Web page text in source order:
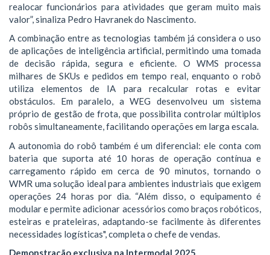
realocar funcionários para atividades que geram muito mais
valor”, sinaliza Pedro Havranek do Nascimento.
A combinação entre as tecnologias também já considera o uso
de aplicações de inteligência artificial, permitindo uma tomada
de decisão rápida, segura e eficiente. O WMS processa
milhares de SKUs e pedidos em tempo real, enquanto o robô
utiliza elementos de IA para recalcular rotas e evitar
obstáculos. Em paralelo, a WEG desenvolveu um sistema
próprio de gestão de frota, que possibilita controlar múltiplos
robôs simultaneamente, facilitando operações em larga escala.
A autonomia do robô também é um diferencial: ele conta com
bateria que suporta até 10 horas de operação contínua e
carregamento rápido em cerca de 90 minutos, tornando o
WMR uma solução ideal para ambientes industriais que exigem
operações 24 horas por dia. “Além disso, o equipamento é
modular e permite adicionar acessórios como braços robóticos,
esteiras e prateleiras, adaptando-se facilmente às diferentes
necessidades logísticas", completa o chefe de vendas.
Demonstração exclusiva na Intermodal 2025